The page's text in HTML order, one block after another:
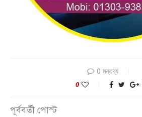
0 মন্তব্য
0
পূর্ববর্তী পোস্ট